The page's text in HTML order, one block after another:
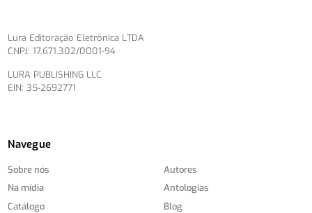
Lura Editoração Eletrônica LTDA
CNPJ: 17.671.302/0001-94
LURA PUBLISHING LLC
EIN: 35-2692771
Navegue
Sobre nós
Na mídia
Catálogo
Autores
Antologias
Blog